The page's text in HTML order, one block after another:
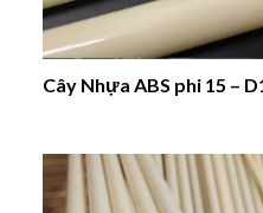
Cây Nhựa ABS phi 15 –